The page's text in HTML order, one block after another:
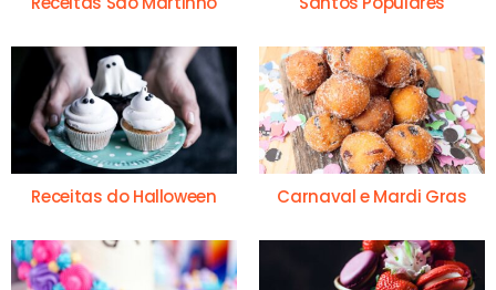
Receitas do Halloween Carnaval e Mardi Gras